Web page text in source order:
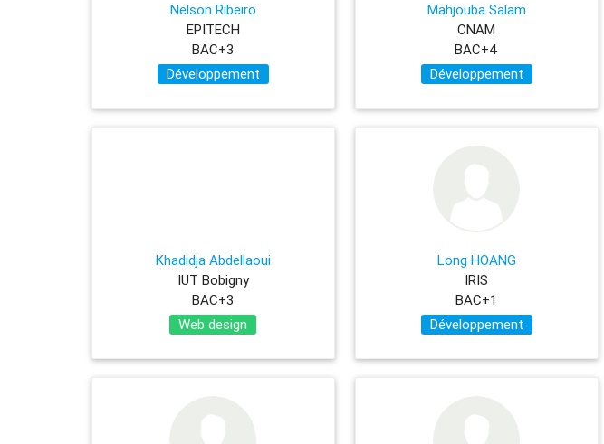
Nelson Ribeiro
EPITECH
BAC+3
Développement
Mahjouba Salam
CNAM
BAC+4
Développement
Khadidja Abdellaoui
IUT Bobigny
BAC+3
Web design
Long HOANG
IRIS
BAC+1
Développement